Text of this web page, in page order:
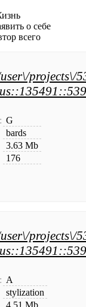
о себе
всего
projects\/
G
bards
3.63 Mb
176
projects\/
A
stylization
4.51 Mb